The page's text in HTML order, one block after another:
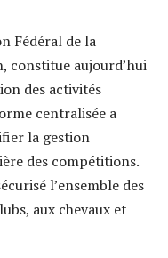
Fédéral de la
constitue aujourd’hui
des activités
centralisée a
la gestion
des compétitions.
l’ensemble des
aux chevaux et